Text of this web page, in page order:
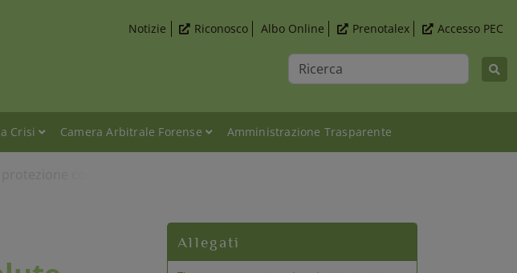
Ricerca
Notizie Riconosco Albo Online Prenotalex Accesso PEC
Crisi Camera Arbitrale Forense Amministrazione Trasparente
Allegati